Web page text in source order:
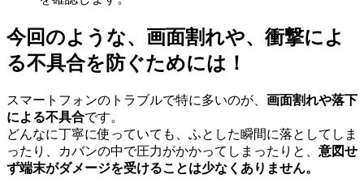
今回のような、画面割れや、衝撃によ
る不具合を防ぐためには！
スマートフォンのトラブルで特に多いのが、 画面割れや落下
による不具合です。
どんなに丁寧に使っていても、ふとした瞬間に落としてしま
ったり、カバンの中で圧力がかかってしまったりと、 意図せ
ず端末がダメージを受けることは少なくありません。